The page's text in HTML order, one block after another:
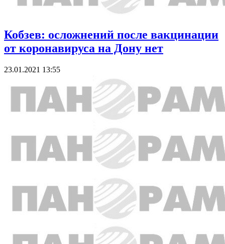
Кобзев: осложнений после вакцинации
от коронавируса на Дону нет
23.01.2021 13:55